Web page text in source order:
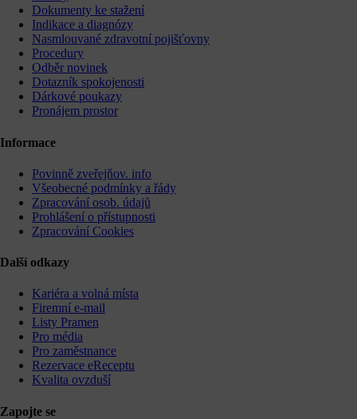
Dokumenty ke stažení
Indikace a diagnózy
Nasmlouvané zdravotní pojišťovny
Procedury
Odběr novinek
Dotazník spokojenosti
Dárkové poukazy
Pronájem prostor
Informace
Povinně zveřejňov. info
Všeobecné podmínky a řády
Zpracování osob. údajů
Prohlášení o přístupnosti
Zpracování Cookies
Další odkazy
Kariéra a volná místa
Firemní­ e-mail
Listy Pramen
Pro média
Pro zaměstnance
Rezervace eReceptu
Kvalita ovzduší
Zapojte se